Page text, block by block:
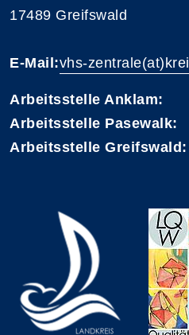
17489 Greifswald
E-Mail:vhs-
Arbeitsstelle Anklam:
Arbeitsstelle Pasewalk:
Arbeitsstelle Greifswald: